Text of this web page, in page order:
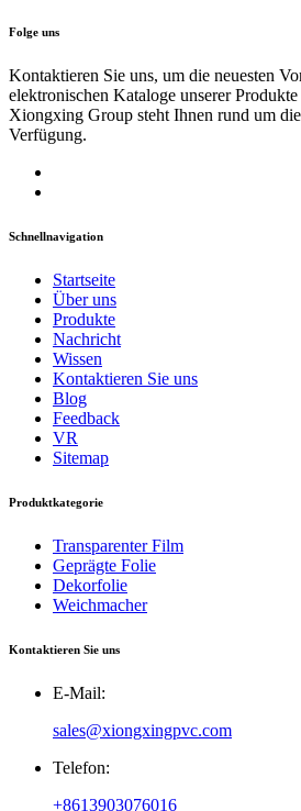
Folge uns
Kontaktieren Sie uns, um die neuesten
elektronischen Kataloge unserer
Xiongxing Group steht Ihnen rund um
Verfügung.
Schnellnavigation
Startseite
Über uns
Produkte
Nachricht
Wissen
Kontaktieren Sie uns
Blog
Feedback
VR
Sitemap
Produktkategorie
Transparenter Film
Geprägte Folie
Dekorfolie
Weichmacher
Kontaktieren Sie uns
E-Mail:
sales@xiongxingpvc.com
Telefon:
+8613903076016